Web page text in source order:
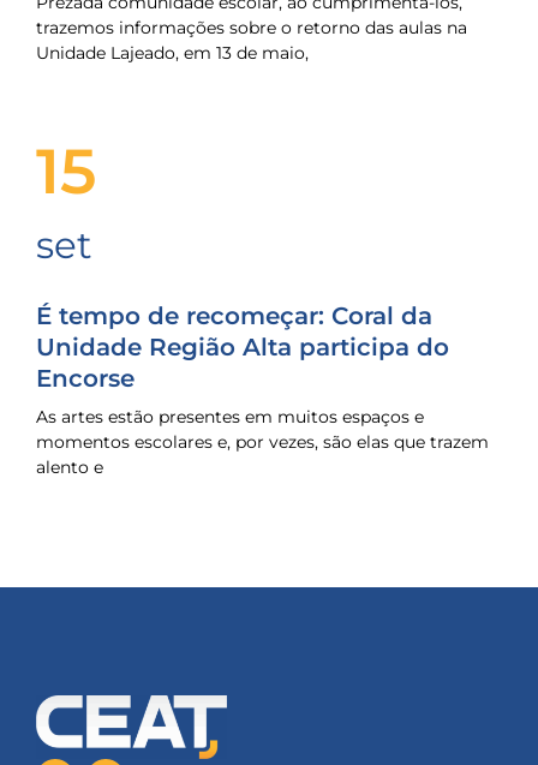
trazemos informações sobre o retorno das aulas na
Unidade Lajeado, em 13 de maio,
15
set
É tempo de recomeçar: Coral da
Unidade Região Alta participa do
Encorse
As artes estão presentes em muitos espaços e
momentos escolares e, por vezes, são elas que trazem
alento e